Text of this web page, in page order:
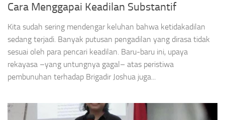
Cara Menggapai Keadilan Substantif
Kita sudah sering mendengar keluhan bahwa ketidakadilan
sedang terjadi. Banyak putusan pengadilan yang dirasa tidak
sesuai oleh para pencari keadilan. Baru-baru ini, upaya
rekayasa –yang untungnya gagal– atas peristiwa
pembunuhan terhadap Brigadir Joshua juga...